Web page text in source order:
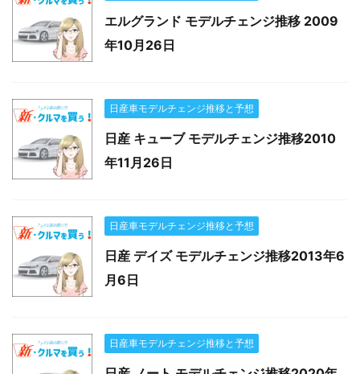
エルグランド モデルチェンジ推移 2009
年10月26日
日産車モデルチェンジ推移と予想
日産 キューブ モデルチェンジ推移2010
年11月26日
日産車モデルチェンジ推移と予想
日産 デイズ モデルチェンジ推移2013年6
月6日
日産車モデルチェンジ推移と予想